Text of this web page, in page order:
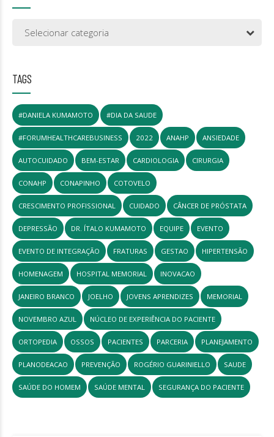
Selecionar categoria
TAGS
#DANIELA KUMAMOTO #DIA DA SAUDE
#FORUMHEALTHCAREBUSINESS 2022 ANAHP ANSIEDADE
AUTOCUIDADO BEM-ESTAR CARDIOLOGIA CIRURGIA
CONAHP CONAPINHO COTOVELO
CRESCIMENTO PROFISSIONAL CUIDADO CÂNCER DE PRÓSTATA
DEPRESSÃO DR. ÍTALO KUMAMOTO EQUIPE EVENTO
EVENTO DE INTEGRAÇÃO FRATURAS GESTAO HIPERTENSÃO
HOMENAGEM HOSPITAL MEMORIAL INOVACAO
JANEIRO BRANCO JOELHO JOVENS APRENDIZES MEMORIAL
NOVEMBRO AZUL NÚCLEO DE EXPERIÊNCIA DO PACIENTE
ORTOPEDIA OSSOS PACIENTES PARCERIA PLANEJAMENTO
PLANODEACAO PREVENÇÃO ROGÉRIO GUARINIELLO SAUDE
SAÚDE DO HOMEM SAÚDE MENTAL SEGURANÇA DO PACIENTE